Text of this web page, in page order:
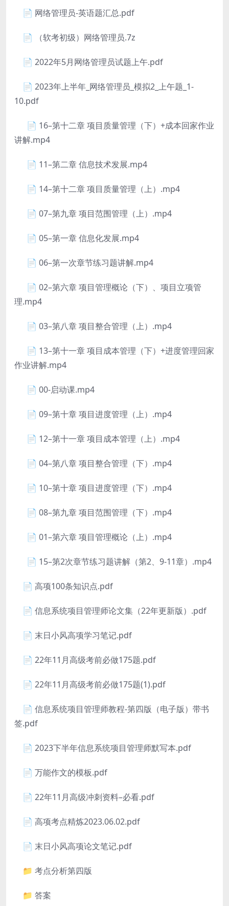
📄 网络管理员-英语题汇总.pdf
📄 （软考初级）网络管理员.7z
📄 2022年5月网络管理员试题上午.pdf
📄 2023年上半年_网络管理员_模拟2_上午题_1-
10.pdf
📄 16–第十二章 项目质量管理（下）+成本回家作业
讲解.mp4
📄 11–第二章 信息技术发展.mp4
📄 14–第十二章 项目质量管理（上）.mp4
📄 07–第九章 项目范围管理（上）.mp4
📄 05–第一章 信息化发展.mp4
📄 06–第一次章节练习题讲解.mp4
📄 02–第六章 项目管理概论（下）、项目立项管
理.mp4
📄 03–第八章 项目整合管理（上）.mp4
📄 13–第十一章 项目成本管理（下）+进度管理回家
作业讲解.mp4
📄 00-启动课.mp4
📄 09–第十章 项目进度管理（上）.mp4
📄 12–第十一章 项目成本管理（上）.mp4
📄 04–第八章 项目整合管理（下）.mp4
📄 10–第十章 项目进度管理（下）.mp4
📄 08–第九章 项目范围管理（下）.mp4
📄 01–第六章 项目管理概论（上）.mp4
📄 15–第2次章节练习题讲解（第2、9-11章）.mp4
📄 高项100条知识点.pdf
📄 信息系统项目管理师论文集（22年更新版）.pdf
📄 末日小风高项学习笔记.pdf
📄 22年11月高级考前必做175题.pdf
📄 22年11月高级考前必做175题(1).pdf
📄 信息系统项目管理师教程-第四版（电子版）带书
签.pdf
📄 2023下半年信息系统项目管理师默写本.pdf
📄 万能作文的模板.pdf
📄 22年11月高级冲刺资料–必看.pdf
📄 高项考点精炼2023.06.02.pdf
📄 末日小风高项论文笔记.pdf
📁 考点分析第四版
📁 答案